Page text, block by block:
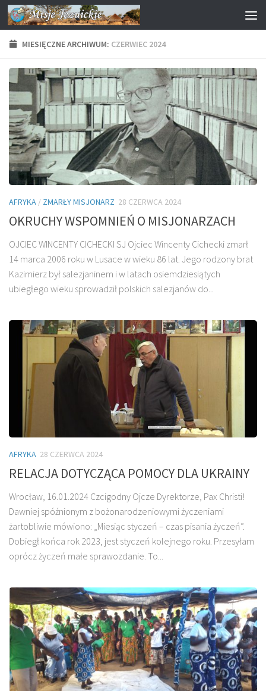
Przejdź do treści
MIESIĘCZNE ARCHIWUM: CZERWIEC 2024
AFRYKA / ZMARŁY MISJONARZ 28 CZERWCA 2024
OKRUCHY WSPOMNIEŃ O MISJONARZACH
OJCIEC WINCENTY CICHECKI SJ Ojciec Wincenty Cichecki zmarł
14 marca 2006 roku w Lusace w wieku 86 lat. Jego rodzony brat
Kazimierz był salezjaninem i w latach osiemdziesiątych
ubiegłego wieku sprowadził polskich salezjanów do...
AFRYKA 28 CZERWCA 2024
RELACJA DOTYCZĄCA POMOCY DLA UKRAINY
Wrocław, 16.01.2024 Czcigodny Ojcze Dyrektorze, Pax Christi!
Dawniej spóźnionym z bożonarodzeniowymi życzeniami
żartobliwie mówiono: „Miesiąc styczeń – czas pisania życzeń”.
Dobiegł końca rok 2023, jest styczeń kolejnego roku. Przesyłam
oprócz życzeń małe sprawozdanie. To...